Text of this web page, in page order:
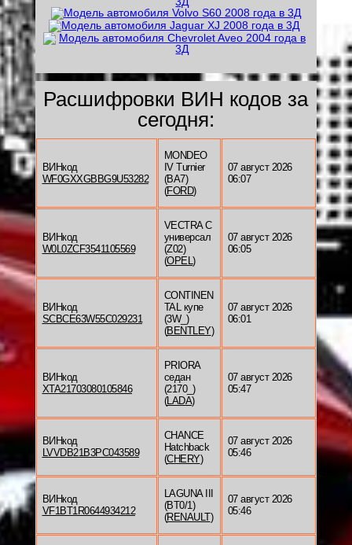
Расшифровки ВИН кодов за
сегодня:
ВИНкод
WF0GXXGBBG9U53282
MONDEO
IV Turnier
(BA7)
(FORD)
07 август 2026
06:07
ВИНкод
W0L0ZCF3541105569
VECTRA C
универсал
(Z02)
(OPEL)
07 август 2026
06:05
ВИНкод
SCBCE63W55C029231
CONTINEN
TAL купе
(3W_)
(BENTLEY)
07 август 2026
06:01
ВИНкод
XTA21703080105846
PRIORA
седан
(2170_)
(LADA)
07 август 2026
05:47
ВИНкод
LVVDB21B3PC043589
CHANCE
Hatchback
(CHERY)
07 август 2026
05:46
ВИНкод
VF1BT1R0644934212
LAGUNA III
(BT0/1)
(RENAULT)
07 август 2026
05:46